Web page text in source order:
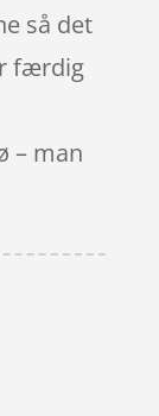
så det
færdig
– man